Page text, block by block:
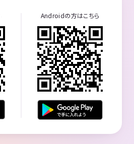
Androidの方はこちら